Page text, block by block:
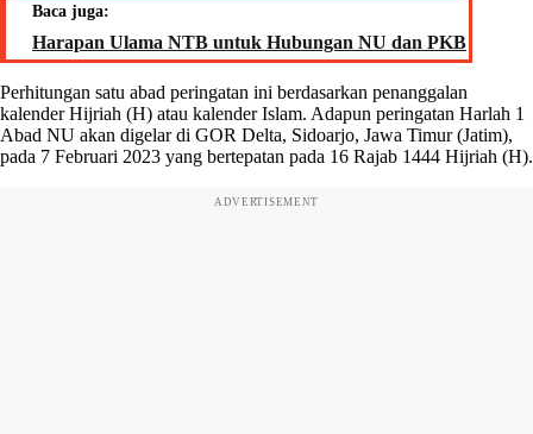
Baca juga:
Harapan Ulama NTB untuk Hubungan NU dan PKB
Perhitungan satu abad peringatan ini berdasarkan penanggalan
kalender Hijriah (H) atau kalender Islam. Adapun peringatan Harlah 1
Abad NU akan digelar di GOR Delta, Sidoarjo, Jawa Timur (Jatim),
pada 7 Februari 2023 yang bertepatan pada 16 Rajab 1444 Hijriah (H).
ADVERTISEMENT